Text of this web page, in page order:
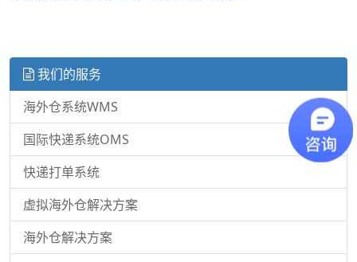
我们的服务
海外仓系统WMS
国际快递系统OMS
快递打单系统
虚拟海外仓解决方案
海外仓解决方案